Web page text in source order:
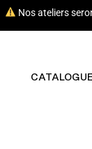
Nos ateliers